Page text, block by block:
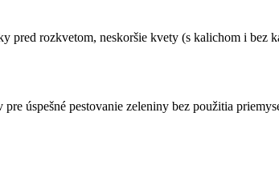
pred rozkvetom, neskoršie kvety (s kalichom i bez
úspešné pestovanie zeleniny bez použitia